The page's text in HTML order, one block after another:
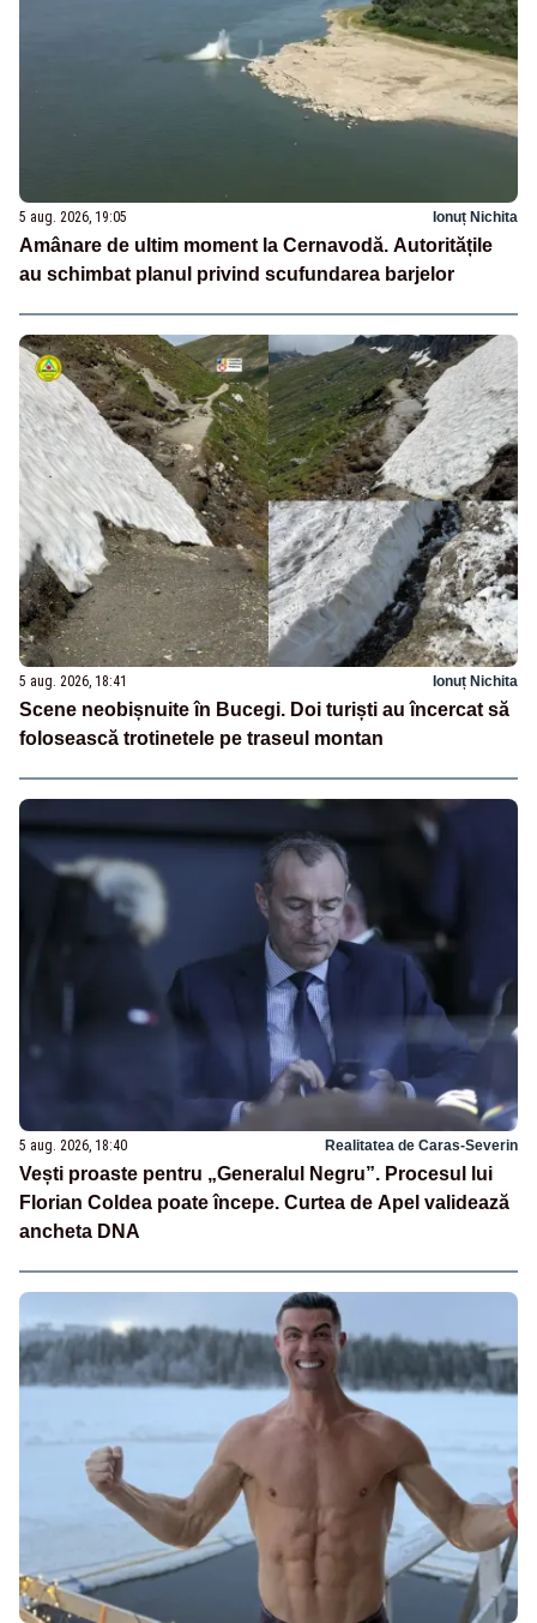
5 aug. 2026, 19:05 Ionuț Nichita
Amânare de ultim moment la Cernavodă. Autoritățile
au schimbat planul privind scufundarea barjelor
5 aug. 2026, 18:41 Ionuț Nichita
Scene neobișnuite în Bucegi. Doi turiști au încercat să
folosească trotinetele pe traseul montan
5 aug. 2026, 18:40 Realitatea de Caras-Severin
Vești proaste pentru „Generalul Negru”. Procesul lui
Florian Coldea poate începe. Curtea de Apel validează
ancheta DNA